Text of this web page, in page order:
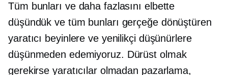
Tüm bunları ve daha fazlasını elbette
düşündük ve tüm bunları gerçeğe dönüştüren
yaratıcı beyinlere ve yenilikçi düşünürlere
düşünmeden edemiyoruz. Dürüst olmak
gerekirse yaratıcılar olmadan pazarlama,